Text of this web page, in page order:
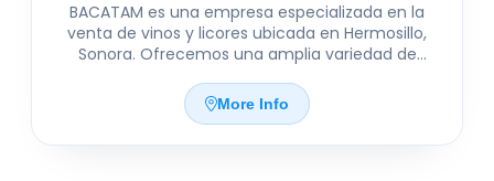
BACATAM es una empresa especializada en la
venta de vinos y licores ubicada en Hermosillo,
Sonora. Ofrecemos una amplia variedad de
satisfacer los gustos más exigentes, desde vinos
nacionales e internacionales hasta licores de alta
More Info